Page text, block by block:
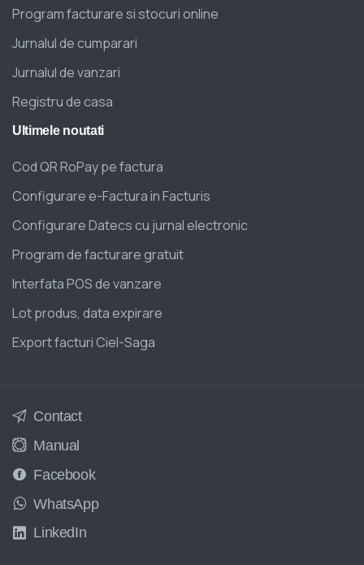
Program facturare si stocuri online
Jurnalul de cumparari
Jurnalul de vanzari
Registru de casa
Ultimele noutati
Cod QR RoPay pe factura
Configurare e-Factura in Facturis
Configurare Datecs cu jurnal electronic
Program de facturare gratuit
Interfata POS de vanzare
Lot produs, data expirare
Export facturi Ciel-Saga
Contact
Manual
Facebook
WhatsApp
LinkedIn